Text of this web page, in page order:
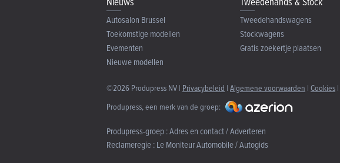
Autosalon Brussel
Toekomstige modellen
Evementen
Nieuwe modellen
Tweedehandswagens
Stockwagens
Gratis zoekertje plaatsen
©2026 Produpress NV | Privacybeleid | Algemene voorwaarden | Cookies |
Produpress, een merk van de groep:
Produpress-groep :Adres en contact / Adverteren
Reclameregie :Le Moniteur Automobile / Autogids